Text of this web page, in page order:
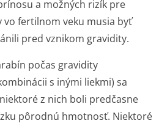
a možných rizík pre
vo fertilnom veku musia byť
pred vznikom gravidity.
počas gravidity
s inými liekmi) sa
z nich boli predčasne
pôrodnú hmotnosť. Niektoré